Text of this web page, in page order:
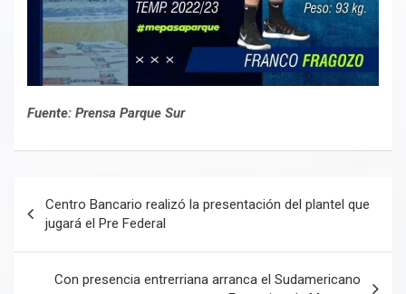
Fuente: Prensa Parque Sur
de
entradas
Centro Bancario realizó la presentación del plantel que
jugará el Pre Federal
Con presencia entrerriana arranca el Sudamericano